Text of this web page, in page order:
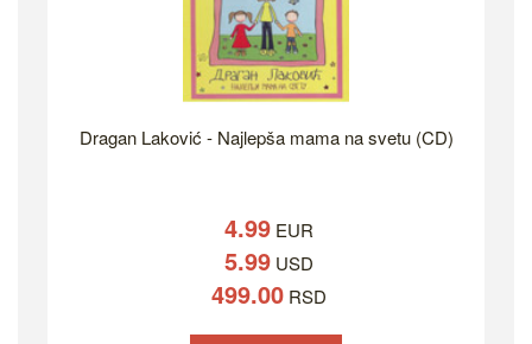
Dragan Laković - Najlepša mama na svetu (CD)
4.99 EUR
5.99 USD
499.00 RSD